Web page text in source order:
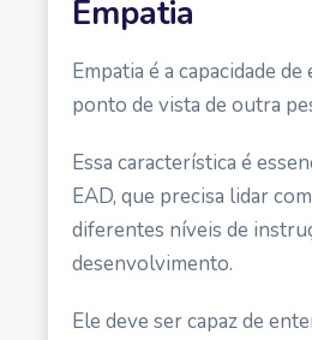
Empatia
Empatia é a capacidade
ponto de vista de outra
Essa característica é
EAD, que precisa lidar
diferentes níveis de
desenvolvimento.
Ele deve ser capaz de